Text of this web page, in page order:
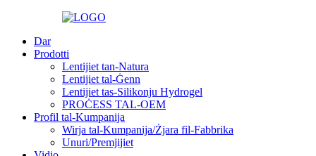
Dar
Prodotti
Lentijiet tan-Natura
Lentijiet tal-Ġenn
Lentijiet tas-Silikonju Hydrogel
PROĊESS TAL-OEM
Profil tal-Kumpanija
Wirja tal-Kumpanija/Żjara fil-Fabbrika
Unuri/Premjijiet